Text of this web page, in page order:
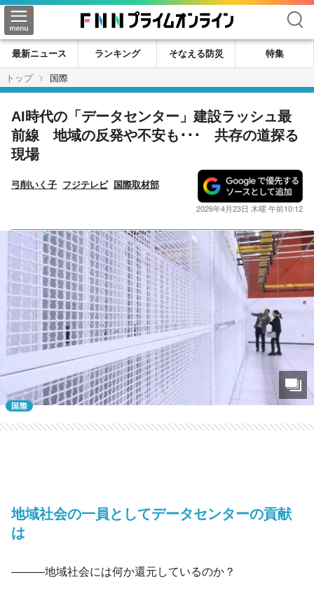
検索
最新ニュース ランキング そなえる防災
特集
トップ
国際
AI時代の「データセンター」建設ラッシュ最
前線 地域の反発や不安も･･･ 共存の道探る
現場
弓削いく子 フジテレビ 国際取材部
2026年4月23日 木曜 午前10:12
国際
地域社会の一員としてデータセンターの貢献
は
―――地域社会には何か還元しているのか？